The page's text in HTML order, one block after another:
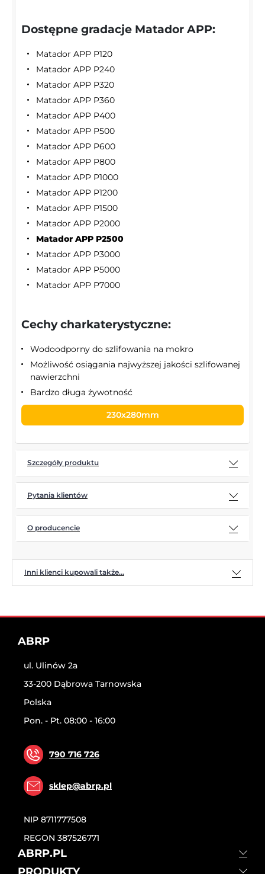
Dostępne gradacje Matador APP:
Matador APP P120
Matador APP P240
Matador APP P320
Matador APP P360
Matador APP P400
Matador APP P500
Matador APP P600
Matador APP P800
Matador APP P1000
Matador APP P1200
Matador APP P1500
Matador APP P2000
Matador APP P2500
Matador APP P3000
Matador APP P5000
Matador APP P7000
Cechy charkaterystyczne:
Wodoodporny do szlifowania na mokro
Możliwość osiągania najwyższej jakości szlifowanej
nawierzchni
Bardzo długa żywotność
230x280mm
Szczegóły produktu
Pytania klientów
O producencie
Inni klienci kupowali także...
ABRP
ul. Ulinów 2a
33-200 Dąbrowa Tarnowska
Polska
Pon. - Pt. 08:00 - 16:00
790 716 726
sklep@abrp.pl
NIP 8711777508
REGON 387526771
ABRP.PL